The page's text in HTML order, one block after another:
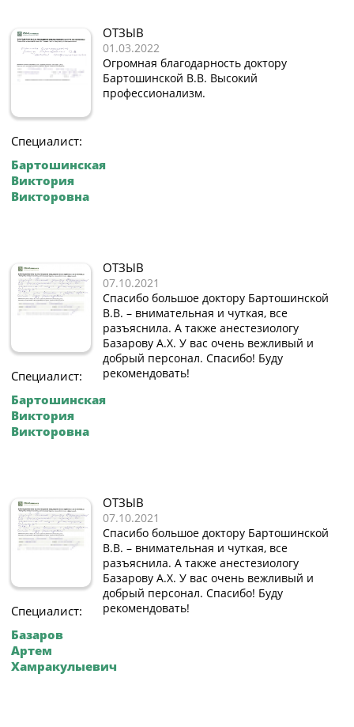
Специалист:
Бартошинская
Виктория
Викторовна
ОТЗЫВ
01.03.2022
Огромная благодарность доктору
Бартошинской В.В. Высокий
профессионализм.
Специалист:
Бартошинская
Виктория
Викторовна
ОТЗЫВ
07.10.2021
Спасибо большое доктору Бартошинской
В.В. – внимательная и чуткая, все
разъяснила. А также анестезиологу
Базарову А.Х. У вас очень вежливый и
добрый персонал. Спасибо! Буду
рекомендовать!
Специалист:
Базаров
Артем
Хамракулыевич
ОТЗЫВ
07.10.2021
Спасибо большое доктору Бартошинской
В.В. – внимательная и чуткая, все
разъяснила. А также анестезиологу
Базарову А.Х. У вас очень вежливый и
добрый персонал. Спасибо! Буду
рекомендовать!